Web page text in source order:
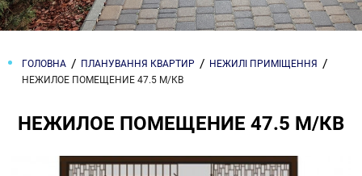
ГОЛОВНА ПЛАНУВАННЯ КВАРТИР
НЕЖИЛІ ПРИМІЩЕННЯ
НЕЖИЛОЕ ПОМЕЩЕНИЕ 47.5 М/КВ
НЕЖИЛОЕ ПОМЕЩЕНИЕ 47.5 М/КВ